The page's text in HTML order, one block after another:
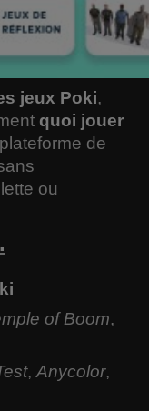
jeux Poki,
quoi jouer
de
ou
.
of Boom,
, Anycolor,